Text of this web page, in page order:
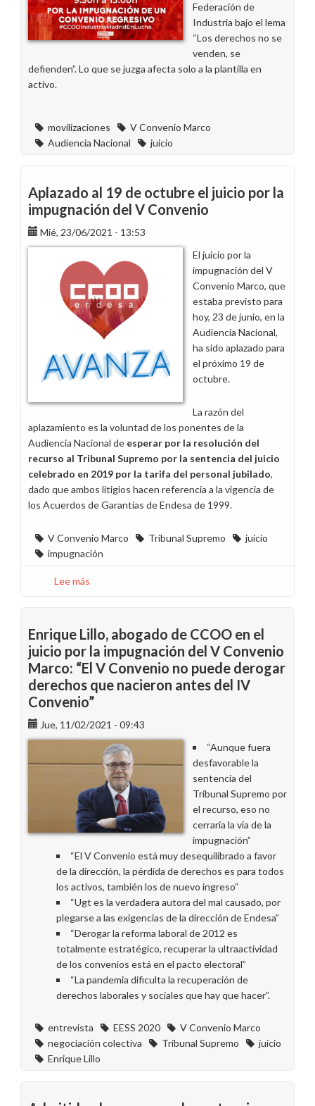
Federación de
Industria bajo el lema
“Los derechos no se
venden, se
defienden”. Lo que se juzga afecta solo a la plantilla en
activo.
movilizaciones
V Convenio Marco
Audiencia Nacional
juicio
Aplazado al 19 de octubre el juicio por la
impugnación del V Convenio
Mié, 23/06/2021 - 13:53
El juicio por la
impugnación del V
Convenio Marco, que
estaba previsto para
hoy, 23 de junio, en la
Audiencia Nacional,
ha sido aplazado para
el próximo 19 de
octubre.
La razón del
aplazamiento es la voluntad de los ponentes de la
Audiencia Nacional de esperar por la resolución del
recurso al Tribunal Supremo por la sentencia del juicio
celebrado en 2019 por la tarifa del personal jubilado,
dado que ambos litigios hacen referencia a la vigencia de
los Acuerdos de Garantías de Endesa de 1999.
V Convenio Marco Tribunal Supremo
juicio
impugnación
Lee más
19
de
octubre
el
juicio
la
impugnación
del
V
Convenio
Enrique Lillo, abogado de CCOO en el
juicio por la impugnación del V Convenio
Marco: “El V Convenio no puede derogar
derechos que nacieron antes del IV
Convenio”
Jue, 11/02/2021 - 09:43
“Aunque fuera
desfavorable la
sentencia del
Tribunal Supremo por
el recurso, eso no
cerraría la vía de la
impugnación”
“El V Convenio está muy desequilibrado a favor
de la dirección, la pérdida de derechos es para todos
los activos, también los de nuevo ingreso”
“Ugt es la verdadera autora del mal causado, por
plegarse a las exigencias de la dirección de Endesa”
“Derogar la reforma laboral de 2012 es
totalmente estratégico, recuperar la ultraactividad
de los convenios está en el pacto electoral”
“La pandemia dificulta la recuperación de
derechos laborales y sociales que hay que hacer”.
entrevista EESS 2020
V Convenio Marco
negociación colectiva
Tribunal Supremo
juicio
Enrique Lillo